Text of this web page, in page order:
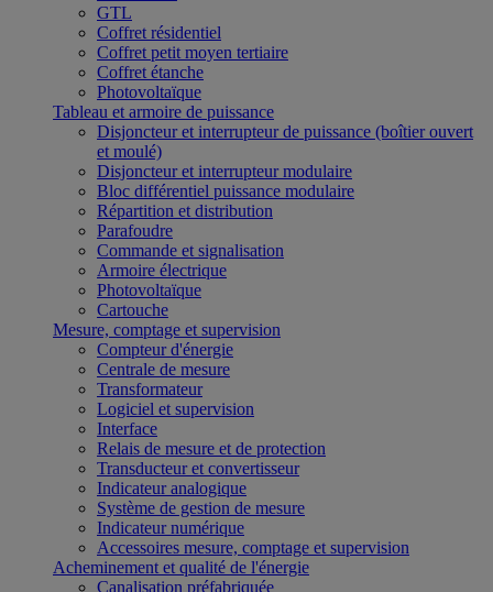
GTL
Coffret résidentiel
Coffret petit moyen tertiaire
Coffret étanche
Photovoltaïque
Tableau et armoire de puissance
Disjoncteur et interrupteur de puissance (boîtier ouvert
et moulé)
Disjoncteur et interrupteur modulaire
Bloc différentiel puissance modulaire
Répartition et distribution
Parafoudre
Commande et signalisation
Armoire électrique
Photovoltaïque
Cartouche
Mesure, comptage et supervision
Compteur d'énergie
Centrale de mesure
Transformateur
Logiciel et supervision
Interface
Relais de mesure et de protection
Transducteur et convertisseur
Indicateur analogique
Système de gestion de mesure
Indicateur numérique
Accessoires mesure, comptage et supervision
Acheminement et qualité de l'énergie
Canalisation préfabriquée